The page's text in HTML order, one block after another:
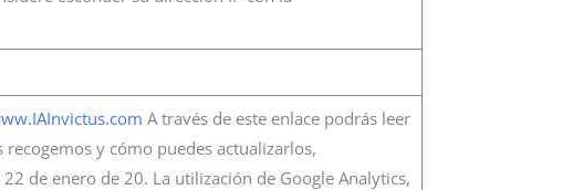
A través de este enlace podrás leer
y cómo puedes actualizarlos,
de enero de 20. La utilización de Google Analytics,